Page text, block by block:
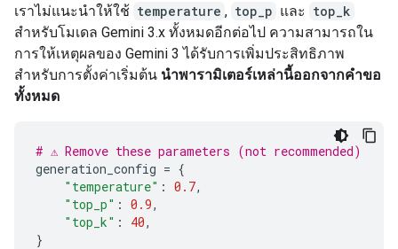
เราไม่แนะนำให้ใช้ temperature , top_p และ top_k
สำหรับโมเดล Gemini 3.x ทั้งหมดอีกต่อไป ความสามารถใน
การให้เหตุผลของ Gemini 3 ได้รับการเพิ่มประสิทธิภาพ
สำหรับการตั้งค่าเริ่มต้น นำพารามิเตอร์เหล่านี้ออกจากคำขอ
ทั้งหมด
# ⚠️ Remove these parameters (not recommended)
generation_config = {
"temperature" : 0.7,
"top_p" : 0.9,
"top_k" : 40,
}